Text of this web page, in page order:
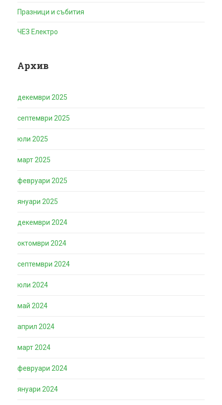
Празници и събития
ЧЕЗ Електро
Архив
декември 2025
септември 2025
юли 2025
март 2025
февруари 2025
януари 2025
декември 2024
октомври 2024
септември 2024
юли 2024
май 2024
април 2024
март 2024
февруари 2024
януари 2024